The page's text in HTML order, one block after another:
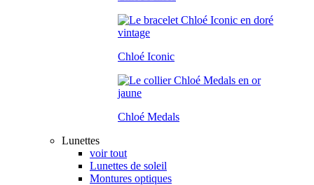
Chloé Iconic
Chloé Medals
Lunettes
voir tout
Lunettes de soleil
Montures optiques